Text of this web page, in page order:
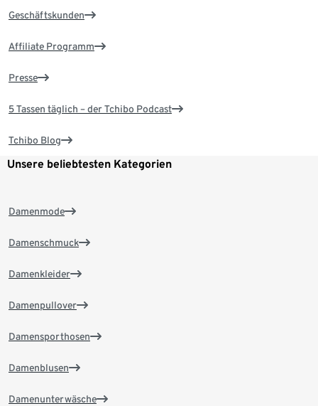
Geschäftskunden
Affiliate Programm
Presse
5 Tassen täglich – der Tchibo Podcast
Tchibo Blog
Unsere beliebtesten Kategorien
Damenmode
Damenschmuck
Damenkleider
Damenpullover
Damensporthosen
Damenblusen
Damenunterwäsche